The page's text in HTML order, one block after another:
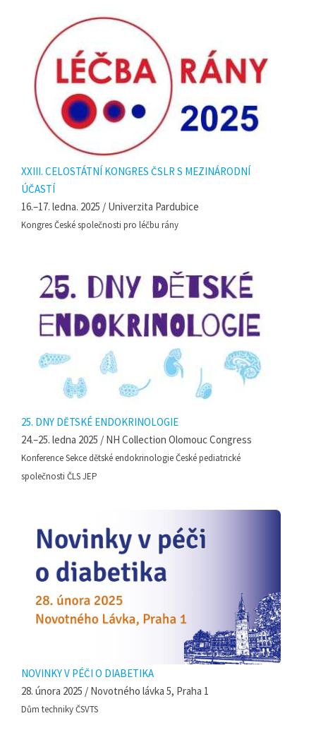
XXIII. CELOSTÁTNÍ KONGRES ČSLR S MEZINÁRODNÍ
ÚČASTÍ
16.–17. ledna. 2025 / Univerzita Pardubice
Kongres České společnosti pro léčbu rány
25. DNY DĚTSKÉ ENDOKRINOLOGIE
24.–25. ledna 2025 / NH Collection Olomouc Congress
Konference Sekce dětské endokrinologie České pediatrické
společnosti ČLS JEP
NOVINKY V PÉČI O DIABETIKA
28. února 2025 / Novotného lávka 5, Praha 1
Dům techniky ČSVTS